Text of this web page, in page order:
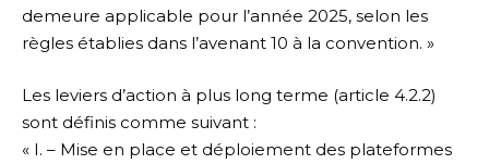
demeure applicable pour l’année 2025, selon les
règles établies dans l’avenant 10 à la convention. »
Les leviers d’action à plus long terme (article 4.2.2)
sont définis comme suivant :
« I. – Mise en place et déploiement des plateformes